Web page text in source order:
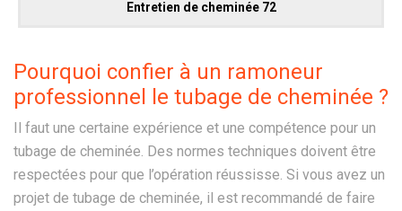
Entretien de cheminée 72
Pourquoi confier à un ramoneur
professionnel le tubage de cheminée ?
Il faut une certaine expérience et une compétence pour un
tubage de cheminée. Des normes techniques doivent être
respectées pour que l’opération réussisse. Si vous avez un
projet de tubage de cheminée, il est recommandé de faire